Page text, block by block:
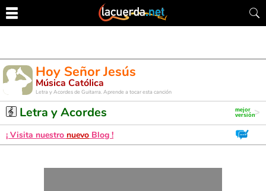
Hoy Señor Jesús
Música Católica
Letra y Acordes de Guitarra. Aprende a tocar esta canción
Letra y Acordes
¡ Visita nuestro nuevo Blog !